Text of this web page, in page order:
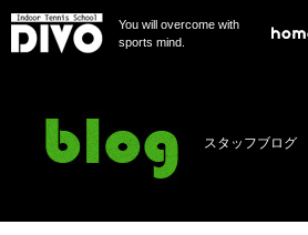
You will overcome with
sports mind.
スタッフブログ